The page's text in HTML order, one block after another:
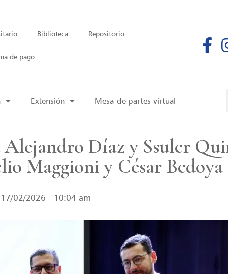
Biblioteca Repositorio
de pago
Extensión Mesa de partes virtual
Díaz y Ssuler
Maggioni y César Bedoya
17/02/2026 10:04 am